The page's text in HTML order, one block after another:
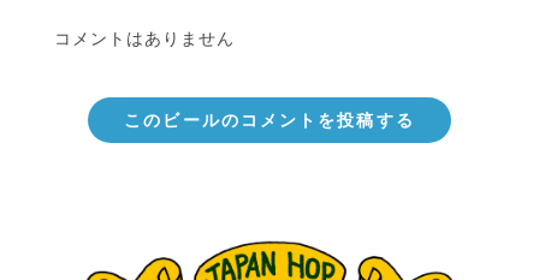
コメントはありません
このビールのコメントを投稿する